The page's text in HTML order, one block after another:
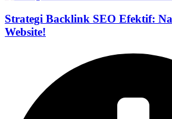
Strategi Backlink SEO Efektif:
Website!